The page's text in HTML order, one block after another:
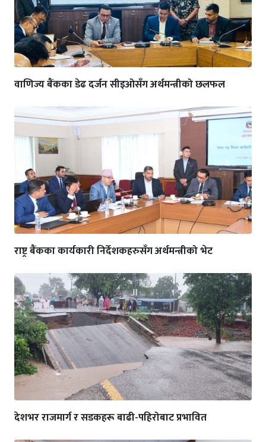
वाणिज्य बैंकका डेढ दर्जन सीइओसँग अर्थमन्त्रीको छलफल
राष्ट्र बैंकका कार्यकारी निर्देशकहरुसँग अर्थमन्त्रीको भेट
देशभर राजमार्ग र सडकहरू बाढी-पहिरोबाट प्रभावित